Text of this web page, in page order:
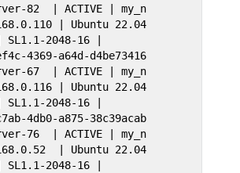
82  | ACTIVE | my_n
| Ubuntu 22.04
2048-16 |
4369-a64d-d4be73416
67  | ACTIVE | my_n
| Ubuntu 22.04
2048-16 |
4db0-a875-38c39acab
76  | ACTIVE | my_n
| Ubuntu 22.04
2048-16 |